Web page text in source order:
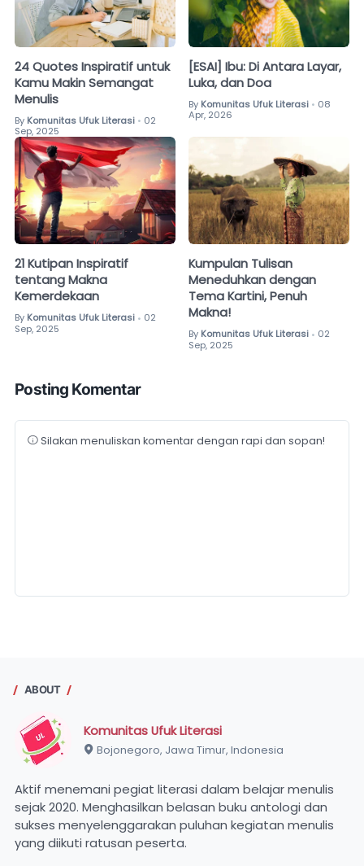
24 Quotes Inspiratif untuk
Kamu Makin Semangat
Menulis
By Komunitas Ufuk Literasi • 02
Sep, 2025
[ESAI] Ibu: Di Antara Layar,
Luka, dan Doa
By Komunitas Ufuk Literasi • 08
Apr, 2026
21 Kutipan Inspiratif
tentang Makna
Kemerdekaan
By Komunitas Ufuk Literasi • 02
Sep, 2025
Kumpulan Tulisan
Meneduhkan dengan
Tema Kartini, Penuh
Makna!
By Komunitas Ufuk Literasi • 02
Sep, 2025
Posting Komentar
Silakan menuliskan komentar dengan rapi dan sopan!
ABOUT
Komunitas Ufuk Literasi
Bojonegoro, Jawa Timur, Indonesia
Aktif menemani pegiat literasi dalam belajar menulis
sejak 2020. Menghasilkan belasan buku antologi dan
sukses menyelenggarakan puluhan kegiatan menulis
yang diikuti ratusan peserta.